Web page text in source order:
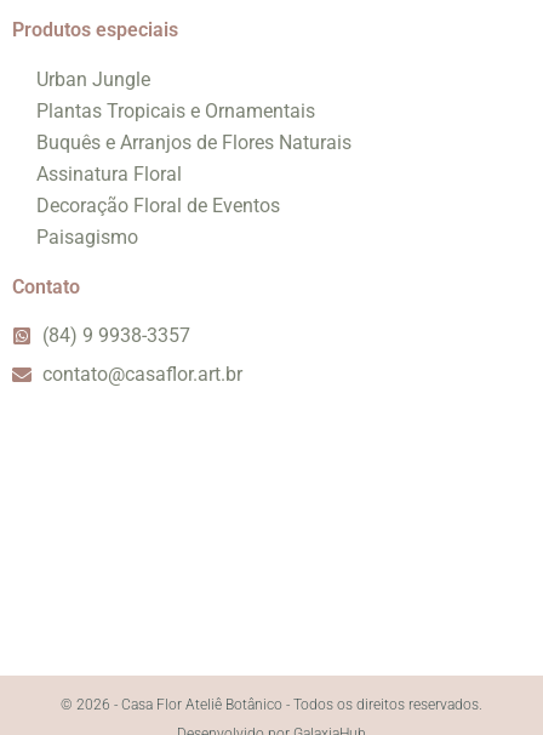
Produtos especiais
Urban Jungle
Plantas Tropicais e Ornamentais
Buquês e Arranjos de Flores Naturais
Assinatura Floral
Decoração Floral de Eventos
Paisagismo
Contato
(84) 9 9938-3357
contato@casaflor.art.br
© 2026 - Casa Flor Ateliê Botânico - Todos os direitos reservados.